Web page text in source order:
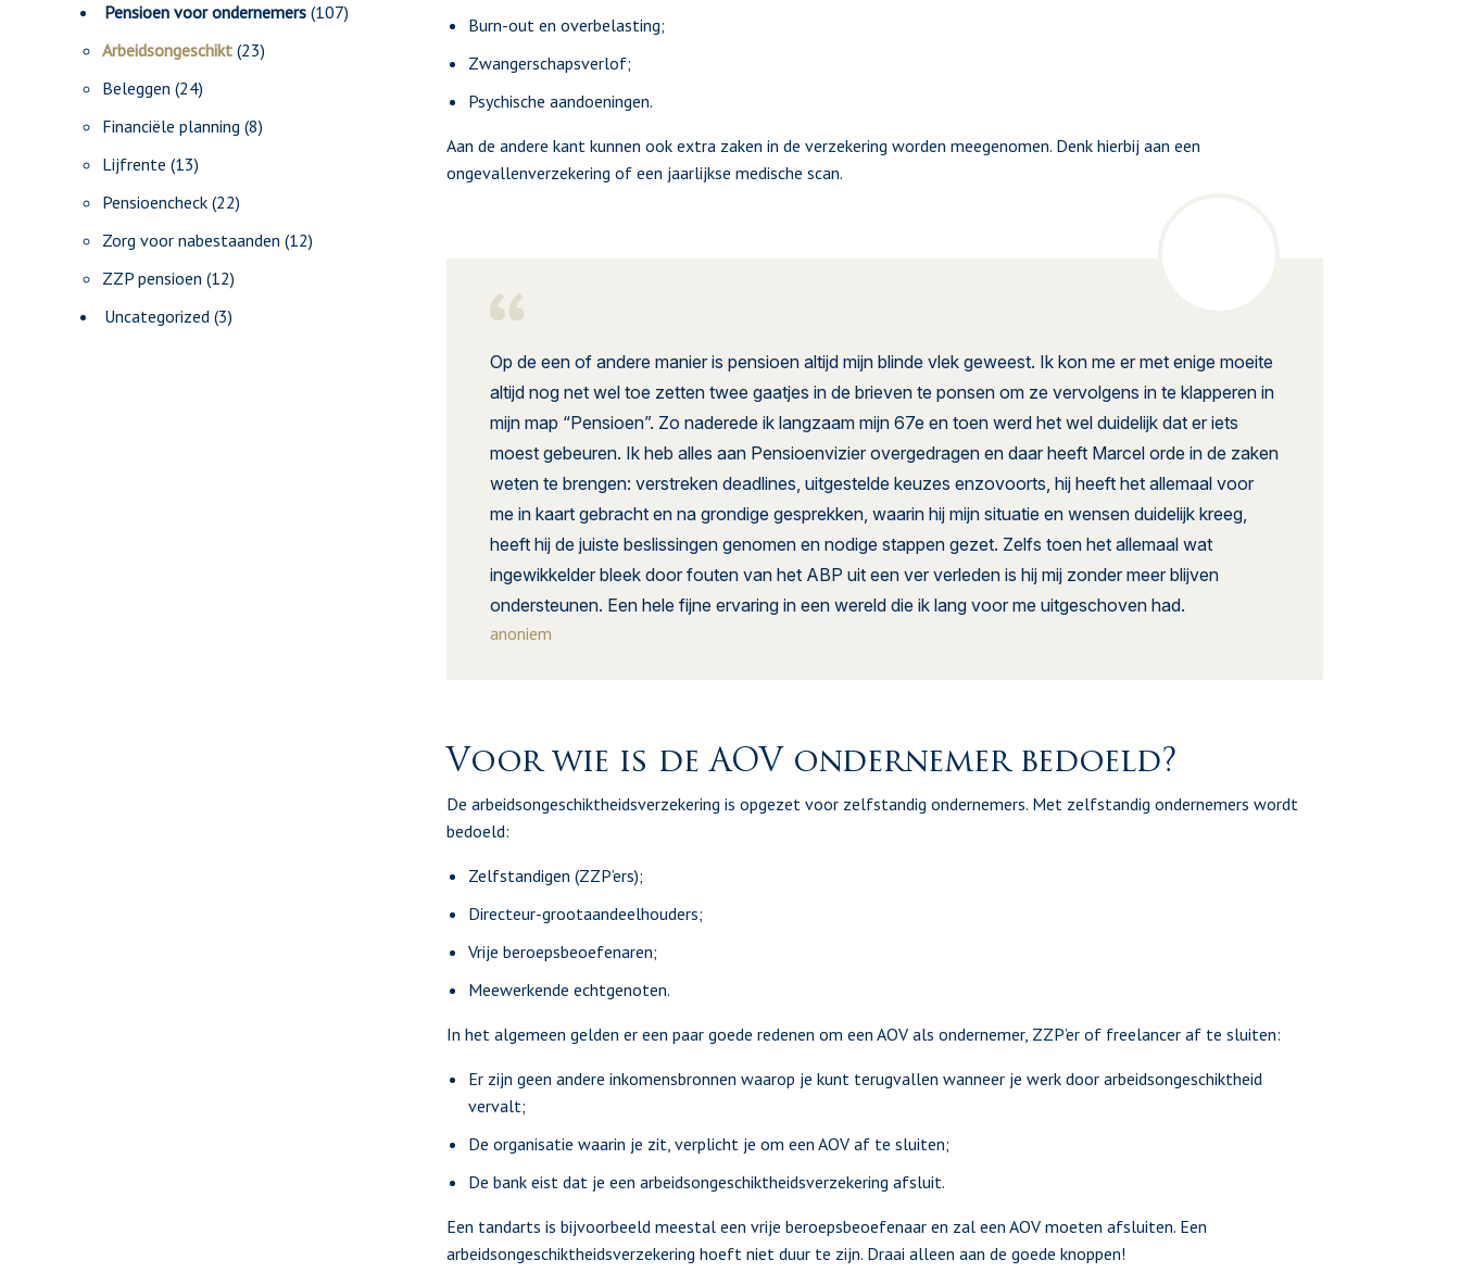
Pensioen voor ondernemers (107)
Arbeidsongeschikt (23)
Beleggen (24)
Financiële planning (8)
Lijfrente (13)
Pensioencheck (22)
Zorg voor nabestaanden (12)
ZZP pensioen (12)
Uncategorized (3)
Burn-out en overbelasting;
Zwangerschapsverlof;
Psychische aandoeningen.
Aan de andere kant kunnen ook extra zaken in de verzekering worden meegenomen. Denk hierbij aan een
ongevallenverzekering of een jaarlijkse medische scan.
Op de een of andere manier is pensioen altijd mijn blinde vlek geweest. Ik kon me er met enige moeite
altijd nog net wel toe zetten twee gaatjes in de brieven te ponsen om ze vervolgens in te klapperen in
mijn map “Pensioen”. Zo naderede ik langzaam mijn 67e en toen werd het wel duidelijk dat er iets
moest gebeuren. Ik heb alles aan Pensioenvizier overgedragen en daar heeft Marcel orde in de zaken
weten te brengen: verstreken deadlines, uitgestelde keuzes enzovoorts, hij heeft het allemaal voor
me in kaart gebracht en na grondige gesprekken, waarin hij mijn situatie en wensen duidelijk kreeg,
heeft hij de juiste beslissingen genomen en nodige stappen gezet. Zelfs toen het allemaal wat
ingewikkelder bleek door fouten van het ABP uit een ver verleden is hij mij zonder meer blijven
ondersteunen. Een hele fijne ervaring in een wereld die ik lang voor me uitgeschoven had.
anoniem
Voor wie is de AOV ondernemer bedoeld?
De arbeidsongeschiktheidsverzekering is opgezet voor zelfstandig ondernemers. Met zelfstandig ondernemers wordt
bedoeld:
Zelfstandigen (ZZP’ers);
Directeur-grootaandeelhouders;
Vrije beroepsbeoefenaren;
Meewerkende echtgenoten.
In het algemeen gelden er een paar goede redenen om een AOV als ondernemer, ZZP’er of freelancer af te sluiten:
Er zijn geen andere inkomensbronnen waarop je kunt terugvallen wanneer je werk door arbeidsongeschiktheid
vervalt;
De organisatie waarin je zit, verplicht je om een AOV af te sluiten;
De bank eist dat je een arbeidsongeschiktheidsverzekering afsluit.
Een tandarts is bijvoorbeeld meestal een vrije beroepsbeoefenaar en zal een AOV moeten afsluiten. Een
arbeidsongeschiktheidsverzekering hoeft niet duur te zijn. Draai alleen aan de goede knoppen!